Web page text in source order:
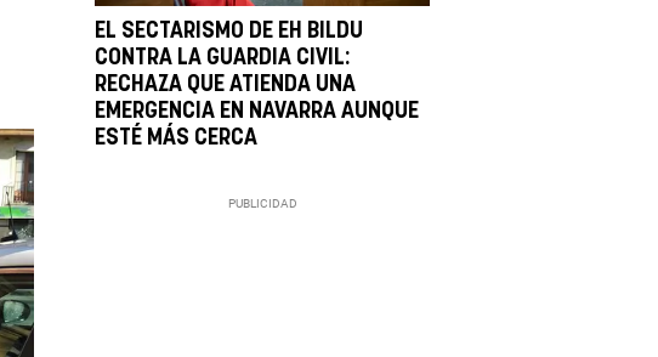
EL SECTARISMO DE EH BILDU
CONTRA LA GUARDIA CIVIL:
RECHAZA QUE ATIENDA UNA
EMERGENCIA EN NAVARRA AUNQUE
ESTÉ MÁS CERCA